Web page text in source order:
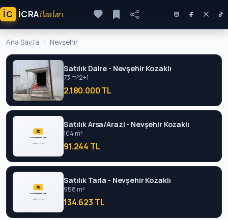
İC ICRAilanları
Ana Sayfa Nevşehir
Satılık Daire - Nevşehir Kozaklı
73 m²2+1
2.180.000 TL
Satılık Arsa/Arazi - Nevşehir Kozaklı
104 m²
91.244 TL
Satılık Tarla - Nevşehir Kozaklı
958 m²
134.623 TL